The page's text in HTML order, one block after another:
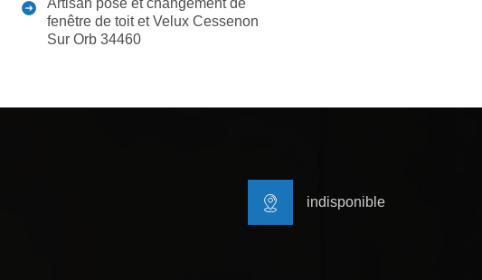
Artisan pose et changement de
fenêtre de toit et Velux Cessenon
Sur Orb 34460
indisponible